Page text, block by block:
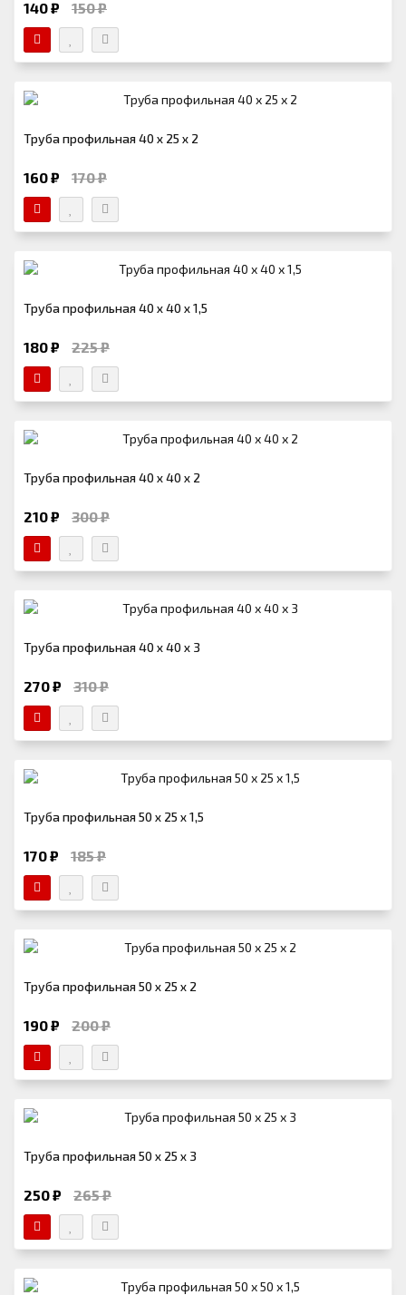
140 ₽ 150 ₽
Труба профильная 40 х 25 х 2
160 ₽ 170 ₽
Труба профильная 40 х 40 х 1,5
180 ₽ 225 ₽
Труба профильная 40 х 40 х 2
210 ₽ 300 ₽
Труба профильная 40 х 40 х 3
270 ₽ 310 ₽
Труба профильная 50 х 25 х 1,5
170 ₽ 185 ₽
Труба профильная 50 х 25 х 2
190 ₽ 200 ₽
Труба профильная 50 х 25 х 3
250 ₽ 265 ₽